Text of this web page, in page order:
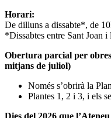
Horari:
De dilluns a dissabte*, de
*Dissabtes entre Sant Joan i
Obertura parcial per obres
mitjans de juliol)
Només s’obrirà la
Plantes 1, 2 i 3, i els
Dies del 2026 que